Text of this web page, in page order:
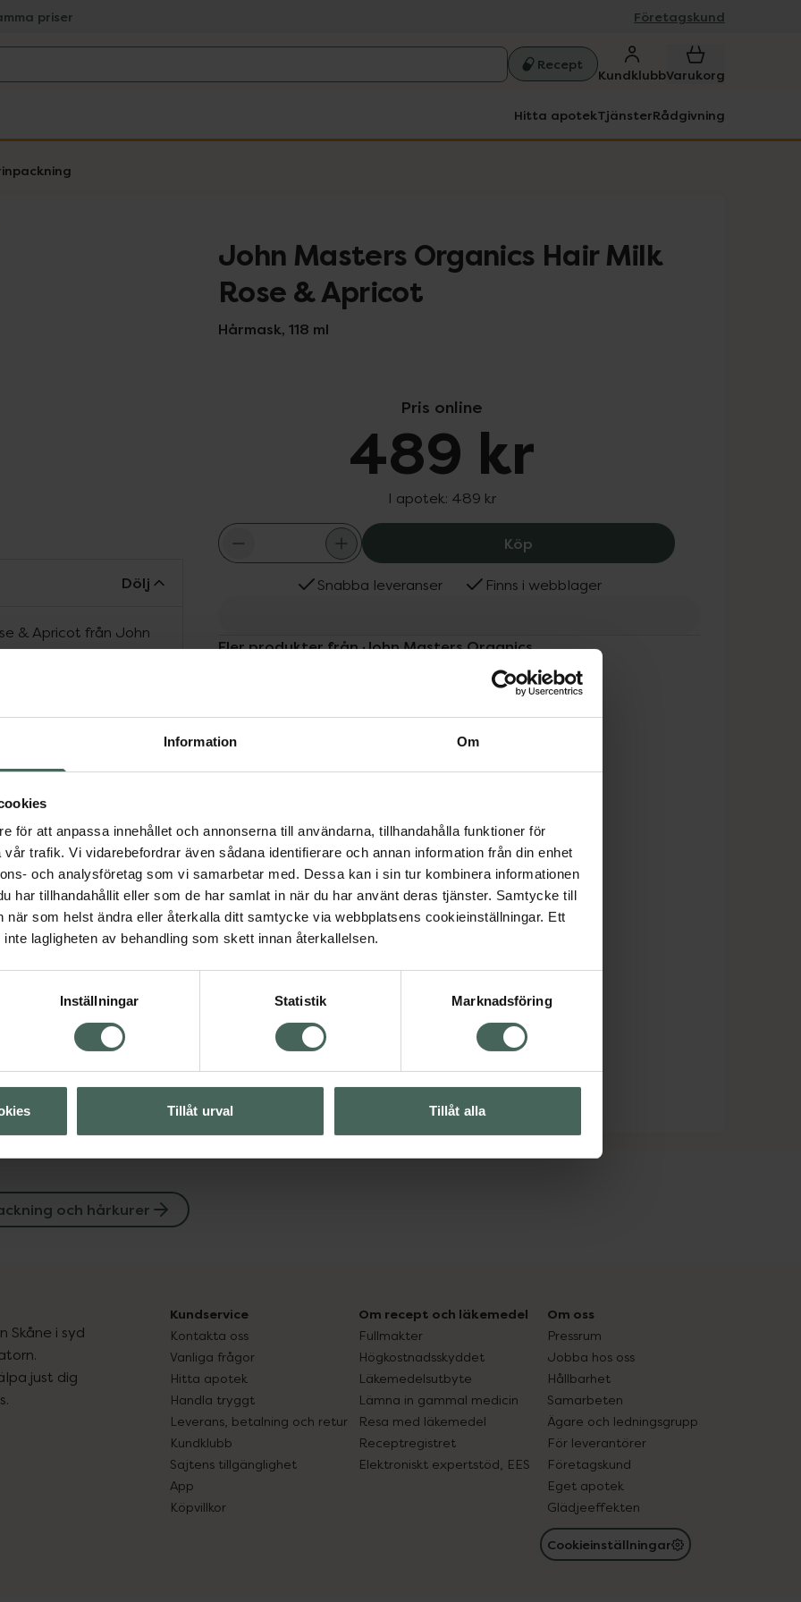
Information Om
för att anpassa innehållet och annonserna till användarna, tillhandahålla funktioner för
trafik. Vi vidarebefordrar även sådana identifierare och annan information från din enhet
och analysföretag som vi samarbetar med. Dessa kan i sin tur kombinera informationen
har tillhandahållit eller som de har samlat in när du har använt deras tjänster. Samtycke till
när som helst ändra eller återkalla ditt samtycke via webbplatsens cookieinställningar. Ett
lagligheten av behandling som skett innan återkallelsen.
Inställningar Statistik Marknadsföring
Tillåt urval Tillåt alla
priser Företagskund
Recept
KundklubbVarukorg
Hitta apotekTjänsterRådgivning
John Masters Organics Hair Milk
Rose & Apricot
Hårmask, 118 ml
Pris online
489 kr
I apotek: 489 kr
Köp John Masters Organics Hair Milk
Snabba leveranser Finns i webblager
Fler produkter från John Masters Organics
Dölj
& Apricot från John
och stylingprodukt
återfuktar
till hårstråna. Håret
med ekologiskt
av matt,
Visa
Visa
och hårkurer
Skåne i syd
just dig
Kundservice
Kontakta oss
Vanliga frågor
Hitta apotek
Handla tryggt
Leverans, betalning och retur
Kundklubb
Sajtens tillgänglighet
App
Köpvillkor
Om recept och läkemedel
Fullmakter
Högkostnadsskyddet
Läkemedelsutbyte
Lämna in gammal medicin
Resa med läkemedel
Receptregistret
Elektroniskt expertstöd, EES
Om oss
Pressrum
Jobba hos oss
Hållbarhet
Samarbeten
Ägare och ledningsgrupp
För leverantörer
Företagskund
Eget apotek
Glädjeeffekten
Cookieinställningar